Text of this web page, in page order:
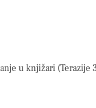
u knjižari (Terazije